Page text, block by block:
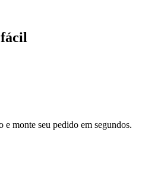
monte seu pedido em segundos.